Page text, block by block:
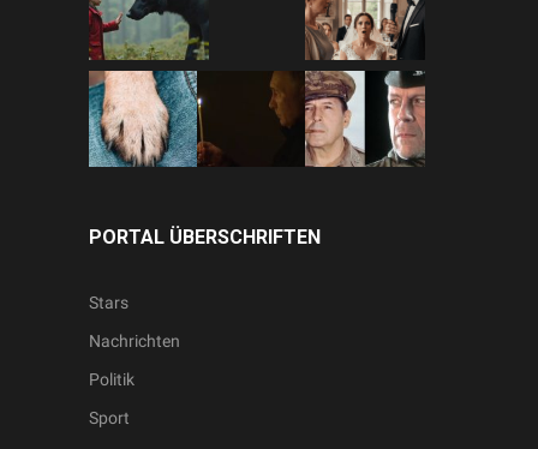
PORTAL ÜBERSCHRIFTEN
Stars
Nachrichten
Politik
Sport